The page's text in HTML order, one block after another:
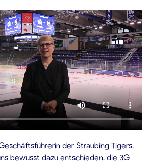
der Straubing Tigers,
bewusst dazu entschieden, die 3G